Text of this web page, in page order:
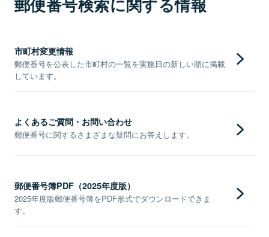
郵便番号検索に関する情報
市町村変更情報
郵便番号を公表した市町村の一覧を実施日の新しい順に掲載
しています。
よくあるご質問・お問い合わせ
郵便番号に関するさまざまな疑問にお答えします。
郵便番号簿PDF（2025年度版）
2025年度版郵便番号簿をPDF形式でダウンロードできま
す。